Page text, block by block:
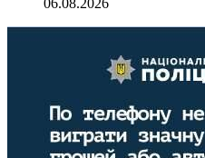
06.08.2026